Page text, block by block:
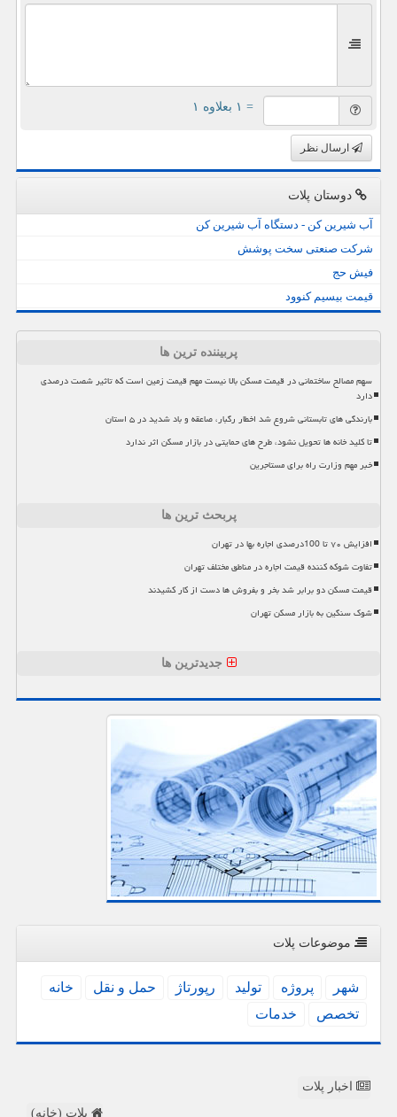
= ۱ بعلاوه ۱
ارسال نظر
دوستان پلات
آب شیرین کن - دستگاه آب شیرین کن
شرکت صنعتی سخت پوشش
فیش حج
قیمت بیسیم کنوود
پربیننده ترین ها
سهم مصالح ساختمانی در قیمت مسکن بالا نیست مهم قیمت زمین است که تاثیر شصت درصدی
دارد
بارندگی های تابستانی شروع شد اخطار رگبار، صاعقه و باد شدید در ۵ استان
تا کلید خانه ها تحویل نشود، طرح های حمایتی در بازار مسکن اثر ندارد
خبر مهم وزارت راه برای مستاجرین
پربحث ترین ها
افزایش ۷۰ تا 100درصدی اجاره بها در تهران
تفاوت شوکه کننده قیمت اجاره در مناطق مختلف تهران
قیمت مسکن دو برابر شد بخر و بفروش ها دست از کار کشیدند
شوک سنگین به بازار مسکن تهران
جدیدترین ها
موضوعات پلات
شهر پروژه تولید رپورتاژ حمل و نقل
خانه
تخصص
خدمات
اخبار پلات
پلات (خانه)